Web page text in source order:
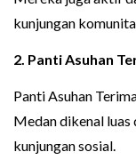
kunjungan
2. Panti Asuhan
Panti Asuhan
Medan dikenal luas
kunjungan sosial.